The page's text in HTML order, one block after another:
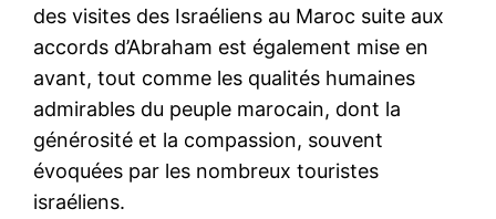
des visites des Israéliens au Maroc suite aux
accords d’Abraham est également mise en
avant, tout comme les qualités humaines
admirables du peuple marocain, dont la
générosité et la compassion, souvent
évoquées par les nombreux touristes
israéliens.